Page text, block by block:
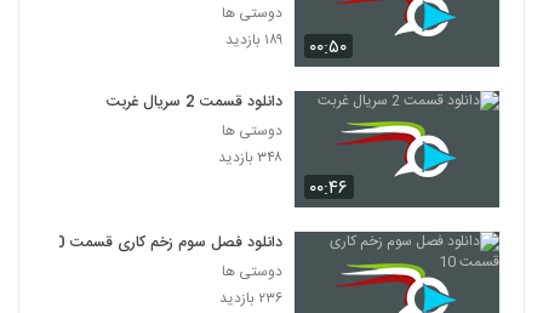
۰۰:۵۰
دوستی ها
۱۸۹ بازدید
۰۰:۴۶
دانلود قسمت 2 سریال غربت
دوستی ها
۳۴۸ بازدید
دانلود فصل سوم زخم کاری قسمت 10
دوستی ها
۲۳۶ بازدید